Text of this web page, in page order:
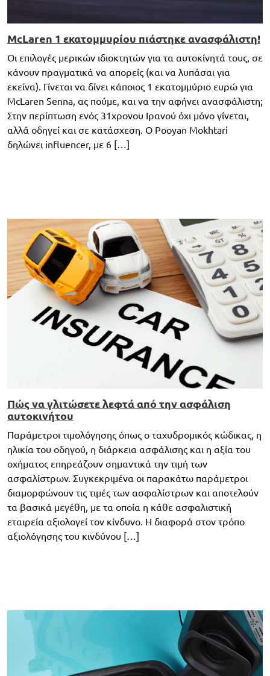
McLaren 1 εκατομμυρίου πιάστηκε ανασφάλιστη!
Οι επιλογές μερικών ιδιοκτητών για τα αυτοκίνητά τους, σε
κάνουν πραγματικά να απορείς (και να λυπάσαι για
εκείνα). Γίνεται να δίνει κάποιος 1 εκατομμύριο ευρώ για
McLaren Senna, ας πούμε, και να την αφήνει ανασφάλιστη;
Στην περίπτωση ενός 31χρονου Ιρανού όχι μόνο γίνεται,
αλλά οδηγεί και σε κατάσχεση. Ο Pooyan Mokhtari
δηλώνει influencer, με 6 […]
Πώς να γλιτώσετε λεφτά από την ασφάλιση
αυτοκινήτου
Παράμετροι τιμολόγησης όπως ο ταχυδρομικός κώδικας, η
ηλικία του οδηγού, η διάρκεια ασφάλισης και η αξία του
οχήματος επηρεάζουν σημαντικά την τιμή των
ασφαλίστρων. Συγκεκριμένα οι παρακάτω παράμετροι
διαμορφώνουν τις τιμές των ασφαλίστρων και αποτελούν
τα βασικά μεγέθη, με τα οποία η κάθε ασφαλιστική
εταιρεία αξιολογεί τον κίνδυνο. Η διαφορά στον τρόπο
αξιολόγησης του κινδύνου […]